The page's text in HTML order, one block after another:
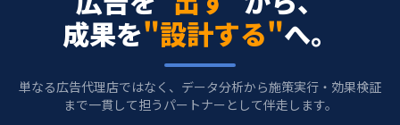
成果を"設計する"へ。
単なる広告代理店ではなく、データ分析から施策実行・効果検証
まで一貫して担うパートナーとして伴走します。